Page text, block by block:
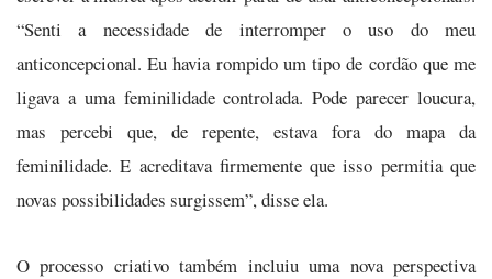
“Senti a necessidade de interromper o uso do meu
anticoncepcional. Eu havia rompido um tipo de cordão que me
ligava a uma feminilidade controlada. Pode parecer loucura,
mas percebi que, de repente, estava fora do mapa da
feminilidade. E acreditava firmemente que isso permitia que
novas possibilidades surgissem”, disse ela.
O processo criativo também incluiu uma nova perspectiva